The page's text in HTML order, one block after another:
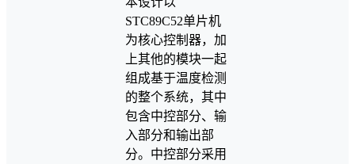
STC89C52单片机
为核心控制器，加
上其他的模块一起
组成基于温度检测
的整个系统，其中
包含中控部分、输
入部分和输出部
分。中控部分采用